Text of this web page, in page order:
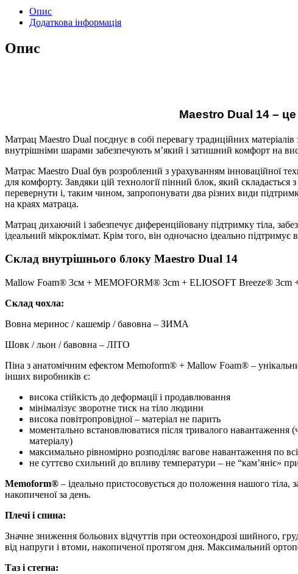
Опис
Додаткова інформація
Опис
Maestro Dual 14 – це
Матрац Maestro Dual поєднує в собі перевагу традиційних
внутрішніми шарами забезпечують м’який і затишний комфорт на
Матрас Maestro Dual був розроблений з урахуванням інноваційної
для комфорту. Завдяки цій технології пінний блок, який
перевернути і, таким чином, запропонувати два різних види
на краях матраца.
Матрац дихаючий і забезпечує диференційовану підтримку тіла,
ідеальний мікроклімат. Крім того, він одночасно ідеально
Склад внутрішнього блоку Maestro Dual 14
Mallow Foam® 3см + MEMOFORM® 3cm + ELIOSOFT Breeze®
Склад чохла:
Вовна меринос / кашемір / бавовна – ЗИМА
Шовк / льон / бавовна – ЛІТО
Піна з анатомічним ефектом Memoform® + Mallow Foam® –
інших виробників є:
висока стійкість до деформації і продавлювання
мінімалізує зворотне тиск на тіло людини
висока повітропровідної – матеріал не парить
моментально встановлюватися після тривалого навантаження
матеріалу)
максимально рівномірно розподіляє вагове навантаження по
не суттєво схильний до впливу температури – не “кам’яніє»
Memoform® – ідеально пристосовується до положення нашого тіла,
накопиченої за день.
Плечі і спина:
Значне зниження больових відчуттів при остеохондрозі шийного,
від напруги і втоми, накопиченої протягом дня. Максимальний
Таз і стегна: